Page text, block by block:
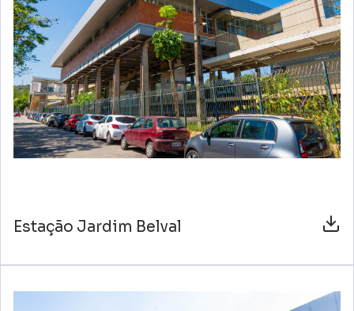
Estação Jardim Belval